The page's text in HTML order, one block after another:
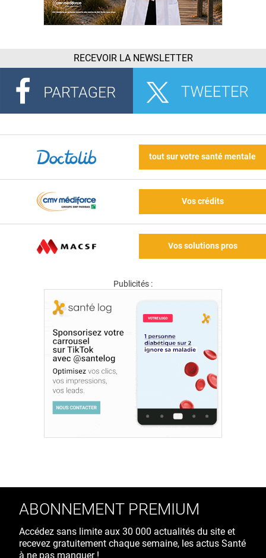
RECEVOIR LA NEWSLETTER
tout sur votre santé mentale
Vos crédits
Vos solutions pros
Publicités :
ABONNEMENT PREMIUM
Accédez sans limite aux 30 000 actualités du site et
recevez gratuitement chaque semaine, les actus Santé
à ne pas manquer !